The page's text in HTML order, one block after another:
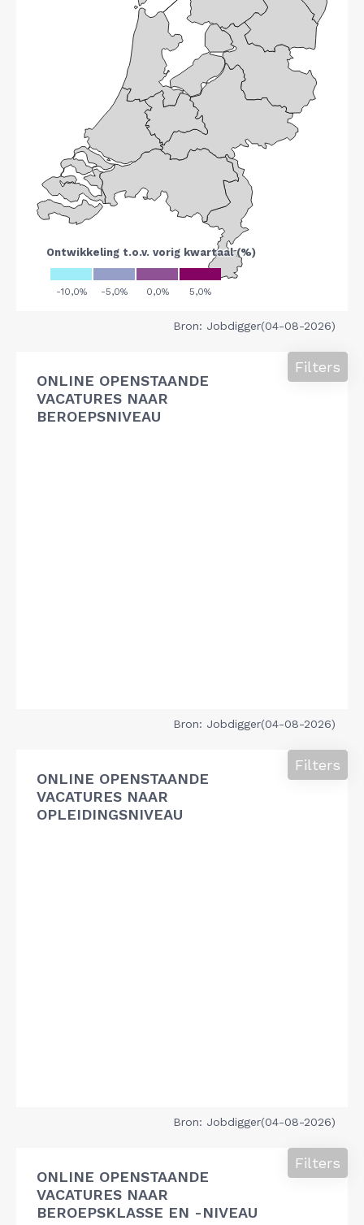
Bron: Jobdigger(04-08-2026)
ONLINE OPENSTAANDE
VACATURES NAAR
BEROEPSNIVEAU
Filters
Bron: Jobdigger(04-08-2026)
ONLINE OPENSTAANDE
VACATURES NAAR
OPLEIDINGSNIVEAU
Filters
Bron: Jobdigger(04-08-2026)
ONLINE OPENSTAANDE
VACATURES NAAR
BEROEPSKLASSE EN -NIVEAU
Filters